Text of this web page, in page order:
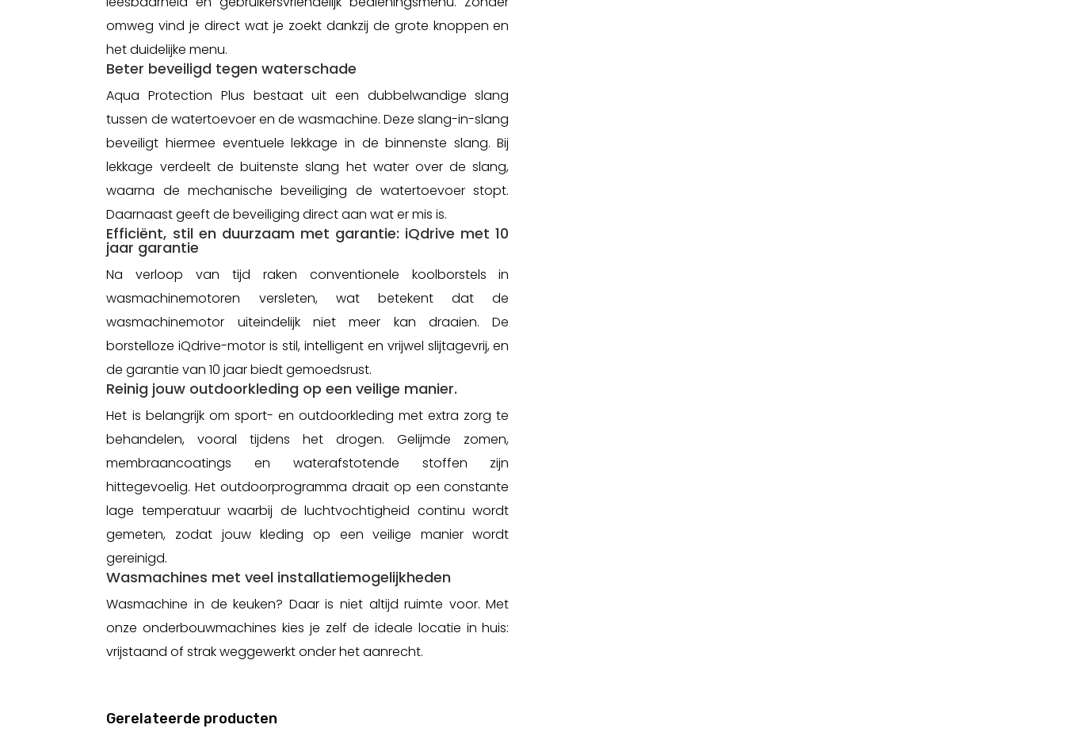
omweg vind je direct wat je zoekt dankzij de grote knoppen en
het duidelijke menu.
Beter beveiligd tegen waterschade
Aqua Protection Plus bestaat uit een dubbelwandige slang
tussen de watertoevoer en de wasmachine. Deze slang-in-slang
beveiligt hiermee eventuele lekkage in de binnenste slang. Bij
lekkage verdeelt de buitenste slang het water over de slang,
waarna de mechanische beveiliging de watertoevoer stopt.
Daarnaast geeft de beveiliging direct aan wat er mis is.
Efficiënt, stil en duurzaam met garantie: iQdrive met 10
jaar garantie
Na verloop van tijd raken conventionele koolborstels in
wasmachinemotoren versleten, wat betekent dat de
wasmachinemotor uiteindelijk niet meer kan draaien. De
borstelloze iQdrive-motor is stil, intelligent en vrijwel slijtagevrij, en
de garantie van 10 jaar biedt gemoedsrust.
Reinig jouw outdoorkleding op een veilige manier.
Het is belangrijk om sport- en outdoorkleding met extra zorg te
behandelen, vooral tijdens het drogen. Gelijmde zomen,
membraancoatings en waterafstotende stoffen zijn
hittegevoelig. Het outdoorprogramma draait op een constante
lage temperatuur waarbij de luchtvochtigheid continu wordt
gemeten, zodat jouw kleding op een veilige manier wordt
gereinigd.
Wasmachines met veel installatiemogelijkheden
Wasmachine in de keuken? Daar is niet altijd ruimte voor. Met
onze onderbouwmachines kies je zelf de ideale locatie in huis:
vrijstaand of strak weggewerkt onder het aanrecht.
Gerelateerde producten